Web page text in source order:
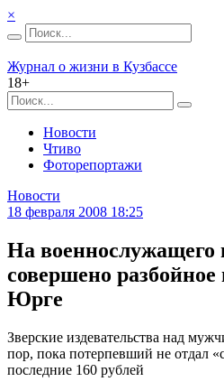
×
Журнал о жизни в Кузбассе
18+
Новости
Чтиво
Фоторепортажи
Новости
18 февраля 2008 18:25
На военнослужащего
совершено разбойное
Юрге
Зверские издевательства над
пор, пока потерпевший не отдал
последние 160 рублей